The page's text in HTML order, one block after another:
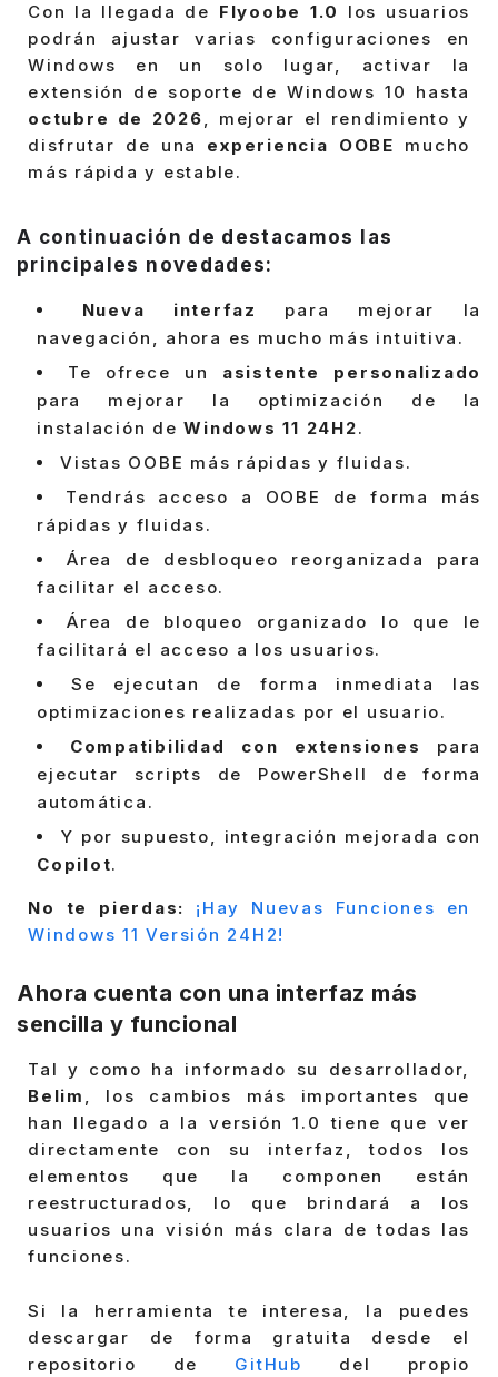
Con la llegada de Flyoobe 1.0 los usuarios
podrán ajustar varias configuraciones en
Windows en un solo lugar, activar la
extensión de soporte de Windows 10 hasta
octubre de 2026, mejorar el rendimiento y
disfrutar de una experiencia OOBE mucho
más rápida y estable.
A continuación de destacamos las
principales novedades:
Nueva interfaz para mejorar la
navegación, ahora es mucho más intuitiva.
Te ofrece un asistente personalizado
para mejorar la optimización de la
instalación deWindows 11 24H2.
Vistas OOBE más rápidas y fluidas.
Tendrás acceso a OOBE de forma más
rápidas y fluidas.
Área de desbloqueo reorganizada para
facilitar el acceso.
Área de bloqueo organizado lo que le
facilitará el acceso a los usuarios.
Se ejecutan de forma inmediata las
optimizaciones realizadas por el usuario.
Compatibilidad con extensiones
para
ejecutar scripts de PowerShell de forma
automática.
Y por supuesto, integración mejorada con
Copilot.
No te pierdas:
¡Hay Nuevas Funciones en
Windows 11 Versión 24H2!
Ahora cuenta con una interfaz más
sencilla y funcional
Tal y como ha informado su desarrollador,
Belim , los cambios más importantes que
han llegado a la versión 1.0 tiene que ver
directamente con su interfaz, todos los
elementos que la componen están
reestructurados, lo que brindará a los
usuarios una visión más clara de todas las
funciones.
Si la herramienta te interesa, la puedes
descargar de forma gratuita desde el
repositorio de GitHub del propio